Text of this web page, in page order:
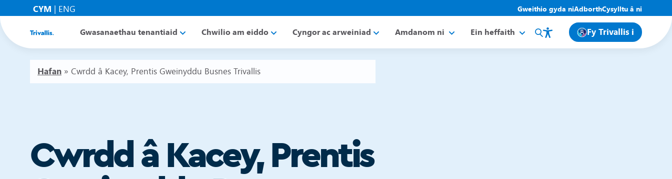
CYM ENG Gweithio gyda niAdborthCysylltu â ni
Gwasanaethau tenantiaid Chwilio am eiddo Cyngor ac arweiniad Amdanom ni Ein heffaith Fy Trivallis i
Hafan » Cwrdd â Kacey, Prentis Gweinyddu Busnes Trivallis
Cwrdd â Kacey, Prentis